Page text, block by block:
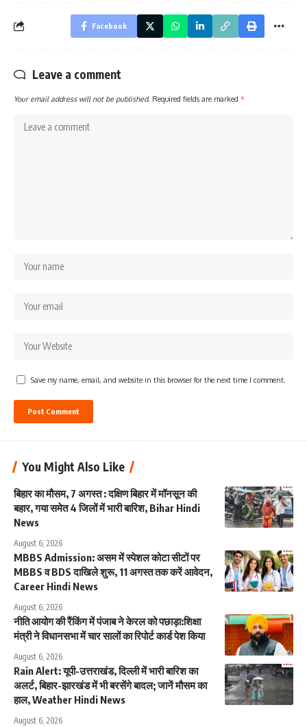
Facebook
Leave a comment
Your email address will not be published. Required fields are marked *
Save my name, email, and website in this browser for the next time I comment.
You Might Also Like
बिहार का मौसम, 7 अगस्त : दक्षिण बिहार में मॉनसून की
बहार, गया समेत 4 जिलों में भारी बारिश, Bihar Hindi
News
August 6, 2026
MBBS Admission: असम में स्पेशल कोटा सीटों पर
MBBS व BDS दाखिले शुरू, 11 अगस्त तक करें आवेदन,
Career Hindi News
August 6, 2026
नीति आयोग की रैंकिंग में पंजाब ने केरल को पछाड़ा:शिक्षा
मंत्री ने विधानसभा में चार सालों का रिपोर्ट कार्ड पेश किया
August 6, 2026
Rain Alert: यूपी-उत्तराखंड, दिल्ली में भारी बारिश का
अलर्ट, बिहार-झारखंड में भी बरसेंगे बादल; जानें मौसम का
हाल, Weather Hindi News
August 6, 2026